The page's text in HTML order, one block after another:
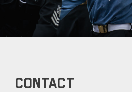
Contact